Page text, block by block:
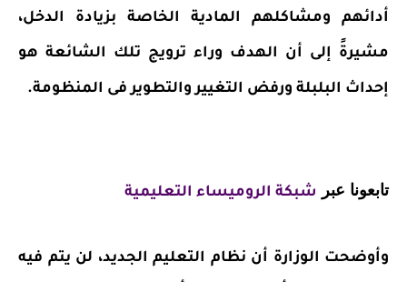
أدائهم ومشاكلهم المادية الخاصة بزيادة الدخل،
مشيرةً إلى أن الهدف وراء ترويج تلك الشائعة هو
إحداث البلبلة ورفض التغيير والتطوير فى المنظومة.
تابعونا عبر شبكة الروميساء التعليمية
وأوضحت الوزارة أن نظام التعليم الجديد، لن يتم فيه